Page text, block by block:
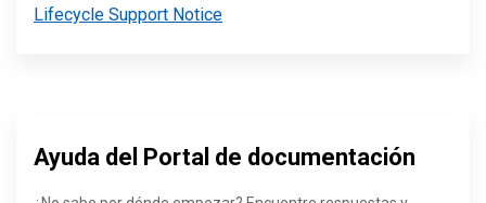
Lifecycle Support Notice
Ayuda del Portal de documentación